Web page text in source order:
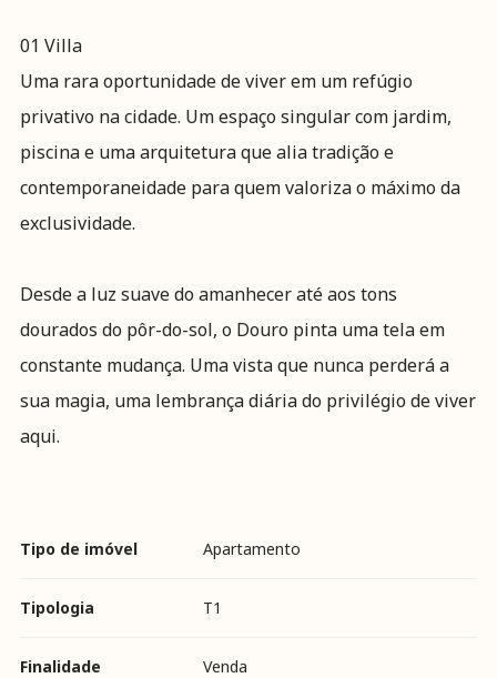
01 Villa
Uma rara oportunidade de viver em um refúgio
privativo na cidade. Um espaço singular com jardim,
piscina e uma arquitetura que alia tradição e
contemporaneidade para quem valoriza o máximo da
exclusividade.
Desde a luz suave do amanhecer até aos tons
dourados do pôr-do-sol, o Douro pinta uma tela em
constante mudança. Uma vista que nunca perderá a
sua magia, uma lembrança diária do privilégio de viver
aqui.
Tipo de imóvel Apartamento
Tipologia T1
Finalidade Venda